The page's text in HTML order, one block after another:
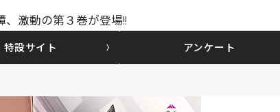
激動の第３巻が登場!!
特設サイト アンケート